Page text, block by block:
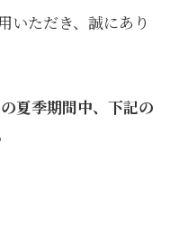
いただき、誠にあり
夏季期間中、下記の